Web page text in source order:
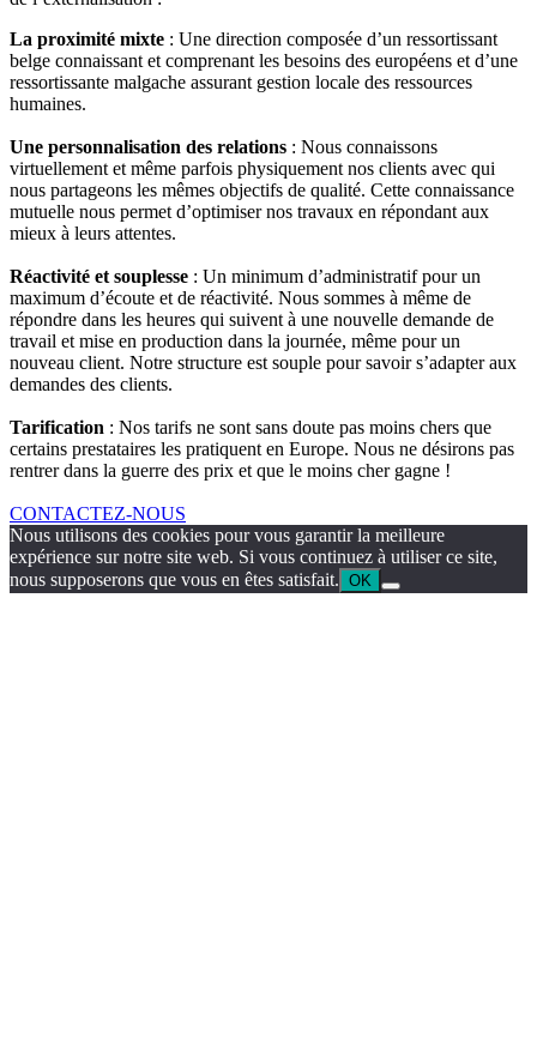
La proximité mixte : Une direction composée d’un ressortissant
belge connaissant et comprenant les besoins des européens et d’une
ressortissante malgache assurant gestion locale des ressources
humaines.
Une personnalisation des relations : Nous connaissons
virtuellement et même parfois physiquement nos clients avec qui
nous partageons les mêmes objectifs de qualité. Cette connaissance
mutuelle nous permet d’optimiser nos travaux en répondant aux
mieux à leurs attentes.
Réactivité et souplesse : Un minimum d’administratif pour un
maximum d’écoute et de réactivité. Nous sommes à même de
répondre dans les heures qui suivent à une nouvelle demande de
travail et mise en production dans la journée, même pour un
nouveau client. Notre structure est souple pour savoir s’adapter aux
demandes des clients.
Tarification : Nos tarifs ne sont sans doute pas moins chers que
certains prestataires les pratiquent en Europe. Nous ne désirons pas
rentrer dans la guerre des prix et que le moins cher gagne !
CONTACTEZ-NOUS
Nous utilisons des cookies pour vous garantir la meilleure
expérience sur notre site web. Si vous continuez à utiliser ce site,
nous supposerons que vous en êtes satisfait. OK